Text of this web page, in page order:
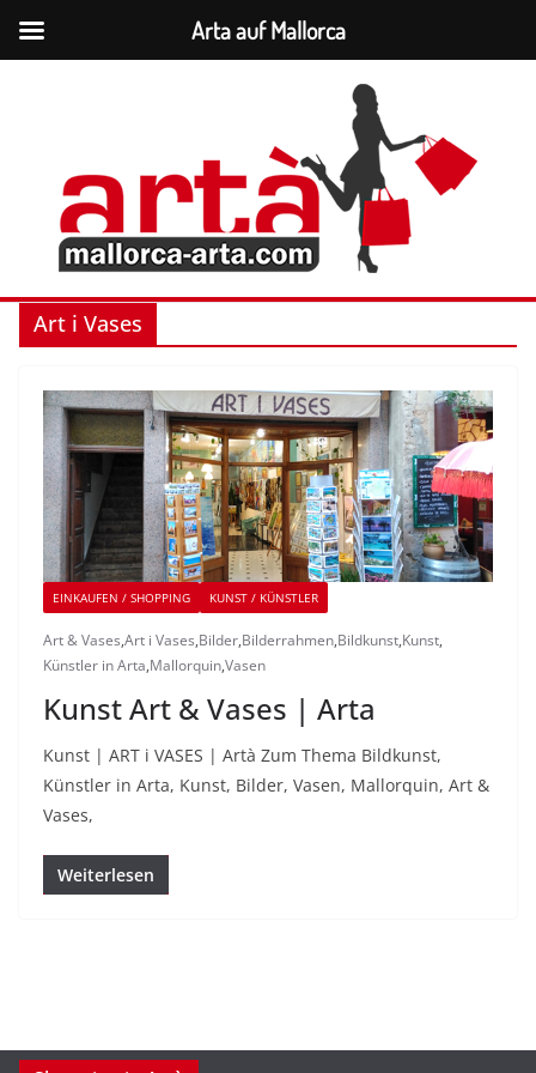
Art i Vases
EINKAUFEN / SHOPPING KUNST / KÜNSTLER
Art & Vases,Art i Vases,Bilder,Bilderrahmen,Bildkunst,Kunst,
Künstler in Arta,Mallorquin,Vasen
Kunst Art & Vases | Arta
Kunst | ART i VASES | Artà Zum Thema Bildkunst,
Künstler in Arta, Kunst, Bilder, Vasen, Mallorquin, Art &
Vases,
Weiterlesen
Arta auf Mallorca